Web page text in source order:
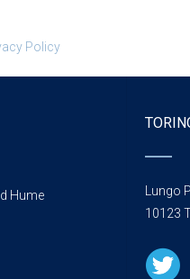
Policy
Hume
Lungo
10123